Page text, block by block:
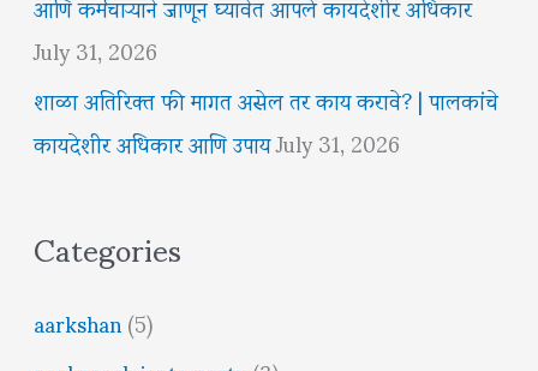
July 31, 2026
शाळा अतिरिक्त फी मागत असेल तर काय करावे? | पालकांचे
कायदेशीर अधिकार आणि उपायJuly 31, 2026
Categories
aarkshan(5)